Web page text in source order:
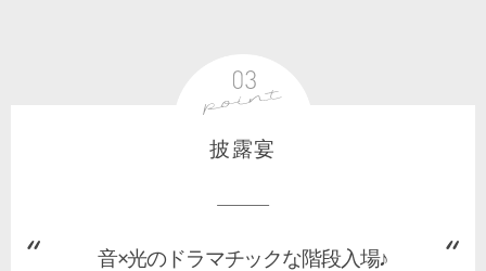
披露宴
音×光のドラマチックな階段入場♪